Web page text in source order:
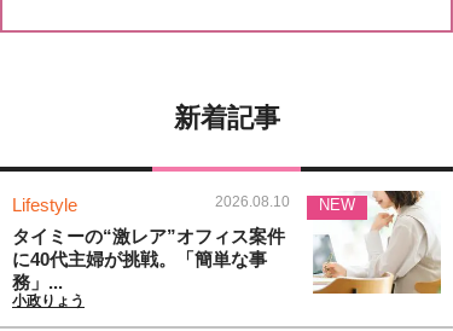
新着記事
Lifestyle 2026.08.10
タイミーの“激レア”オフィス案件
に40代主婦が挑戦。「簡単な事
務」...
小政りょう
NEW